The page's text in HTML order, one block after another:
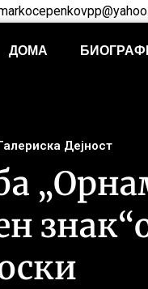
ДОМА
Дејност